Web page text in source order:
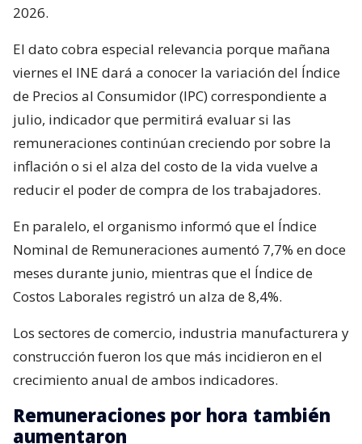
2026.
El dato cobra especial relevancia porque mañana
viernes el INE dará a conocer la variación del Índice
de Precios al Consumidor (IPC) correspondiente a
julio, indicador que permitirá evaluar si las
remuneraciones continúan creciendo por sobre la
inflación o si el alza del costo de la vida vuelve a
reducir el poder de compra de los trabajadores.
En paralelo, el organismo informó que el Índice
Nominal de Remuneraciones aumentó 7,7% en doce
meses durante junio, mientras que el Índice de
Costos Laborales registró un alza de 8,4%.
Los sectores de comercio, industria manufacturera y
construcción fueron los que más incidieron en el
crecimiento anual de ambos indicadores.
Remuneraciones por hora también
aumentaron